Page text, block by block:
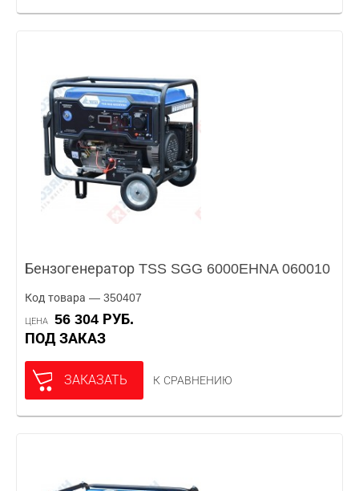
Бензогенератор TSS SGG 6000EHNA 060010
Код товара — 350407
ЦЕНА
56 304 РУБ.
ПОД ЗАКАЗ
ЗАКАЗАТЬ К СРАВНЕНИЮ